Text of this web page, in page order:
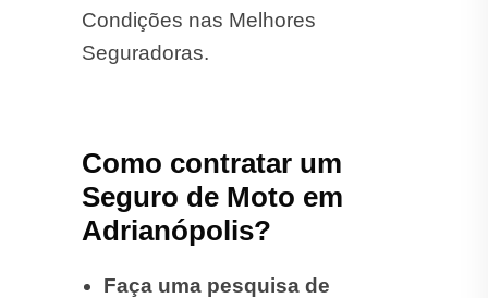
Condições nas Melhores
Seguradoras.
Como contratar um
Seguro de Moto em
Adrianópolis?
Faça uma pesquisa de